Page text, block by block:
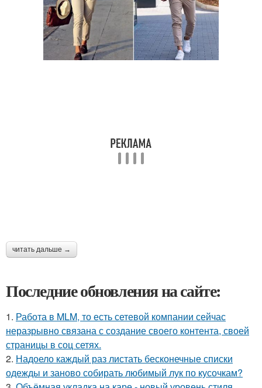
читать дальше →
Последние обновления на сайте:
1. Работа в MLM, то есть сетевой компании сейчас
неразрывно связана с создание своего контента, своей
страницы в соц сетях.
2. Надоело каждый раз листать бесконечные списки
одежды и заново собирать любимый лук по кусочкам?